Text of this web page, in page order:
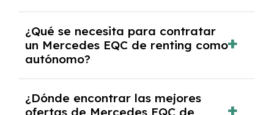
documentación financiera y, en algunos
casos, un informe de solvencia de la empresa
y un pago inicial.
¿Qué se necesita para contratar
un Mercedes EQC de renting como
autónomo?
autónomos, justificante de ingresos y, en
¿Dónde encontrar las mejores
ofertas de Mercedes EQC de